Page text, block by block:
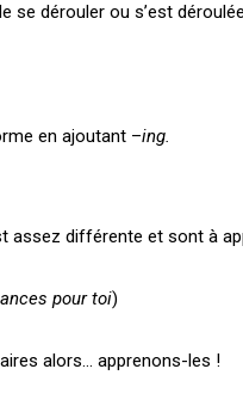
dérouler ou s’est
en ajoutant –ing.
différente et sont à
pour toi)
alors… apprenons-les !